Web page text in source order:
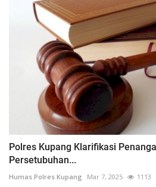
Polres Kupang Klarifikasi
Persetubuhan...
Humas Polres Kupang Mar 7, 2025 1113